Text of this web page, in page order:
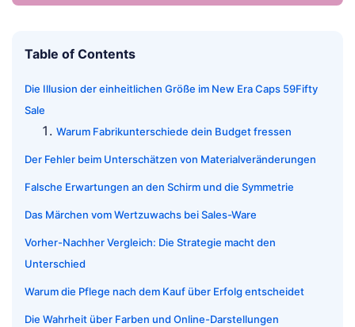
Table of Contents
Die Illusion der einheitlichen Größe im New Era Caps 59Fifty
Sale
Warum Fabrikunterschiede dein Budget fressen
Der Fehler beim Unterschätzen von Materialveränderungen
Falsche Erwartungen an den Schirm und die Symmetrie
Das Märchen vom Wertzuwachs bei Sales-Ware
Vorher-Nachher Vergleich: Die Strategie macht den
Unterschied
Warum die Pflege nach dem Kauf über Erfolg entscheidet
Die Wahrheit über Farben und Online-Darstellungen